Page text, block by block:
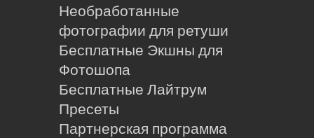
Необработанные
фотографии для ретуши
Бесплатные Экшны для
Фотошопа
Бесплатные Лайтрум
Пресеты
Партнерская программа